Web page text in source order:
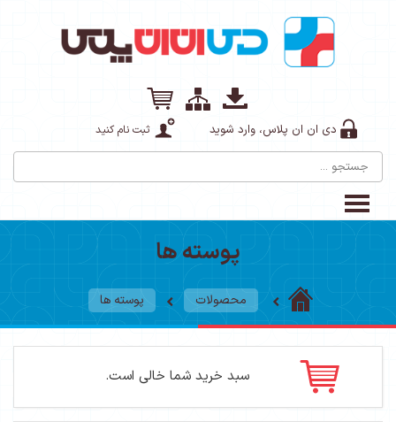
دی ان ان پلاس، وارد شوید ثبت نام کنید
پوسته ها
محصولات پوسته ها
سبد خرید شما خالی است.